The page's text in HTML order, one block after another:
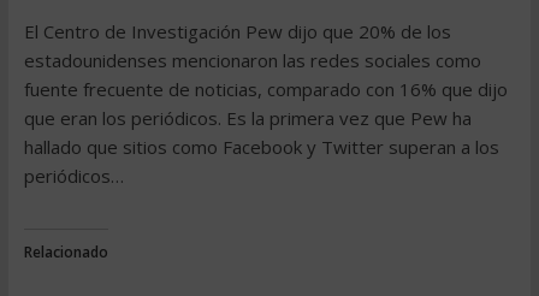
El Centro de Investigación Pew dijo que 20% de los
estadounidenses mencionaron las redes sociales como
fuente frecuente de noticias, comparado con 16% que dijo
que eran los periódicos. Es la primera vez que Pew ha
hallado que sitios como Facebook y Twitter superan a los
periódicos…
Relacionado